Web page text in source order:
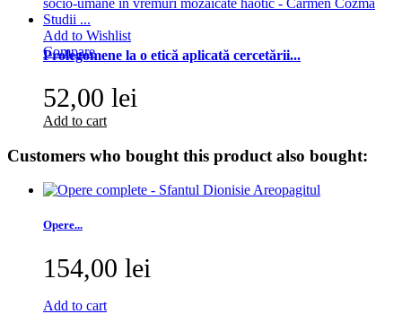
Add to Wishlist
Compare
Prolegomene la o etică aplicată cercetării...
52,00 lei
Add to cart
Customers who bought this product also bought:
Opere...
154,00 lei
Add to cart